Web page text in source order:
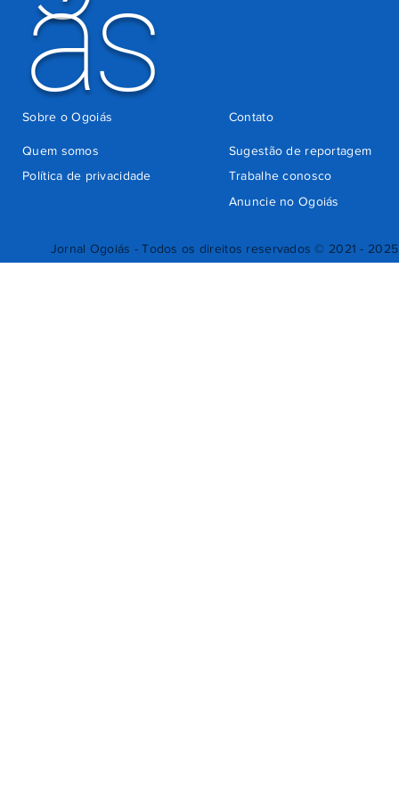
Jornal Ogoiás - Todos os direitos reservados © 2021 - 2025
ás
Quem somos
Sugestão de reportagem
Trabalhe conosco
Política de privacidade
Anuncie no Ogoiás
Contato
Sobre o Ogoiás